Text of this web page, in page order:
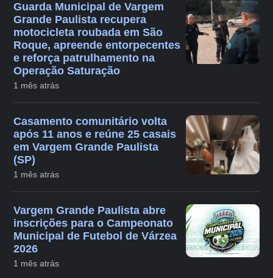
Guarda Municipal de Vargem
Grande Paulista recupera
motocicleta roubada em São
Roque, apreende entorpecentes
e reforça patrulhamento na
Operação Saturação
1 mês atrás
Casamento comunitário volta
após 11 anos e reúne 25 casais
em Vargem Grande Paulista
(SP)
1 mês atrás
Vargem Grande Paulista abre
inscrições para o Campeonato
Municipal de Futebol de Várzea
2026
1 mês atrás